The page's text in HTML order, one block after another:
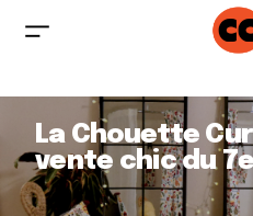
La Chouette
vente chic du